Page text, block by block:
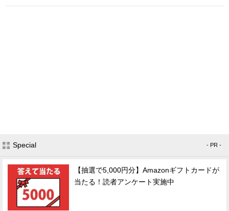
Special - PR -
【抽選で5,000円分】Amazonギフトカードが
当たる！読者アンケート実施中